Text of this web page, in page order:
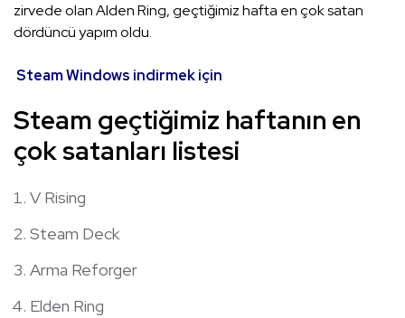
zirvede olan Alden Ring, geçtiğimiz hafta en çok satan
dördüncü yapım oldu.
Steam Windows indirmek için
Steam geçtiğimiz haftanın en
çok satanları listesi
V Rising
Steam Deck
Arma Reforger
Elden Ring